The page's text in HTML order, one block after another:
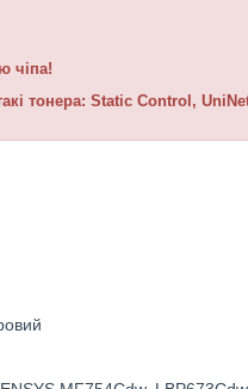
чіпа!
тонера: Static Control,